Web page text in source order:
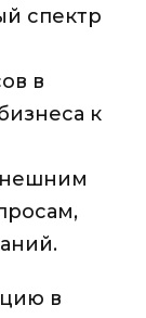
спектр
в
к
в